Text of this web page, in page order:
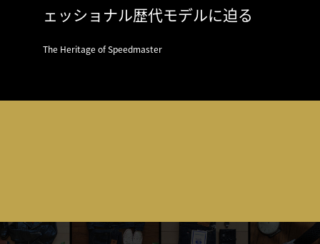
ェッショナル歴代モデルに迫る
The Heritage of Speedmaster